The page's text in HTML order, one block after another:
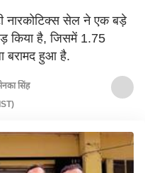
नारकोटिक्स सेल ने एक बड़े
किया है, जिसमें 1.75
बरामद हुआ है.
सिंह